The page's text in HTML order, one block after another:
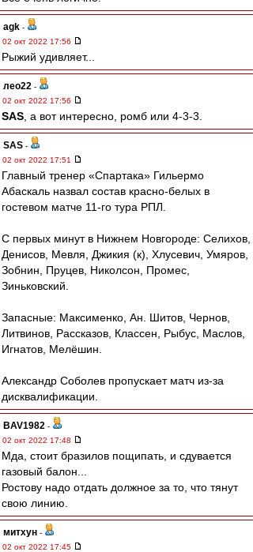
agk -
02 окт 2022 17:56
Рыжий удивляет...
лео22 -
02 окт 2022 17:56
SAS , а вот интересно, ромб или 4-3-3.
SAS -
02 окт 2022 17:51
Главный тренер «Спартака» Гильермо
Абаскаль назвал состав красно-белых в
гостевом матче 11-го тура РПЛ.
С первых минут в Нижнем Новгороде: Селихов,
Денисов, Мевля, Джикия (к), Хлусевич, Умяров,
Зобнин, Пруцев, Николсон, Промес,
Зиньковский.
Запасные: Максименко, Ан. Шитов, Чернов,
Литвинов, Рассказов, Классен, Рыбус, Маслов,
Игнатов, Мелёшин.
Александр Соболев пропускает матч из-за
дисквалификации.
BAV1982 -
02 окт 2022 17:48
Мда, стоит бразилов пощипать, и сдувается
газовый балон...
Ростову надо отдать должное за то, что тянут
свою линию.
митхун -
02 окт 2022 17:45